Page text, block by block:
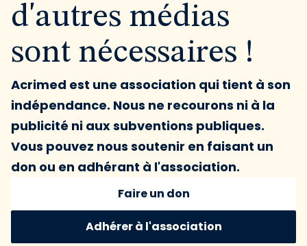
d'autres médias
sont nécessaires !
Acrimed est une association qui tient à son
indépendance. Nous ne recourons ni à la
publicité ni aux subventions publiques.
Vous pouvez nous soutenir en faisant un
don ou en adhérant à l'association.
Faire un don
Adhérer à l'association